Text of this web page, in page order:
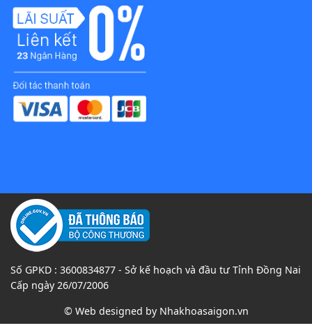
Số GPKD : 3600834877 - Sở kế hoạch và đầu tư Tỉnh Đồng Nai
Cấp ngày 26/07/2006
© Web designed by Nhakhoasaigon.vn